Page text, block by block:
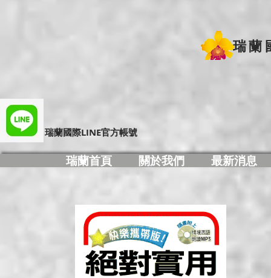
瑞蘭
​瑞蘭國際LINE官方帳號
瑞蘭首頁 關於我們 最新消息